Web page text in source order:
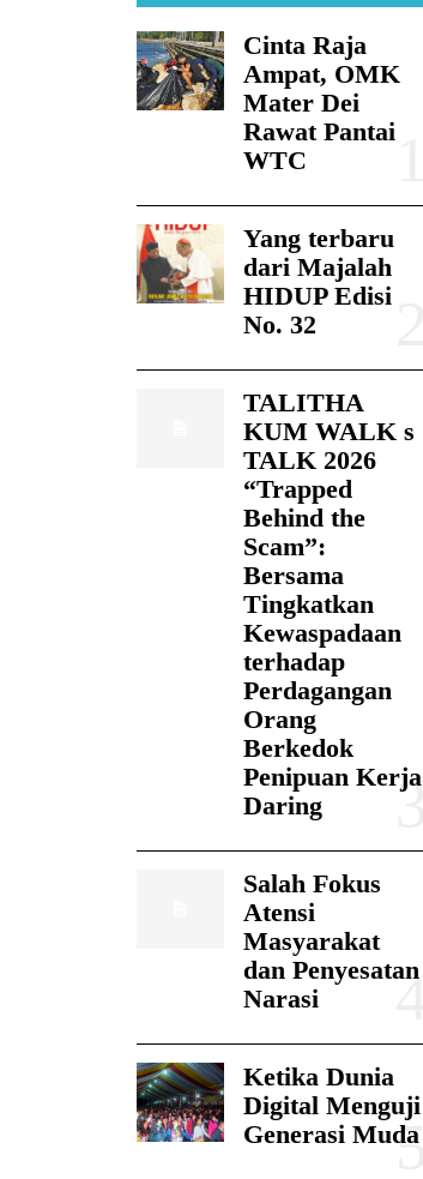
Cinta Raja
Ampat, OMK
Mater Dei
Rawat Pantai
WTC
Yang terbaru
dari Majalah
HIDUP Edisi
No. 32
TALITHA
KUM WALK s
TALK 2026
“Trapped
Behind the
Scam”:
Bersama
Tingkatkan
Kewaspadaan
terhadap
Perdagangan
Orang
Berkedok
Penipuan Kerja
Daring
Salah Fokus
Atensi
Masyarakat
dan Penyesatan
Narasi
Ketika Dunia
Digital Menguji
Generasi Muda